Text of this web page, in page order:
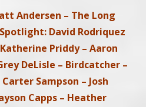
Andersen – The Long
David Rodriquez
Priddy – Aaron
DeLisle – Birdcatcher –
Sampson – Josh
Capps – Heather